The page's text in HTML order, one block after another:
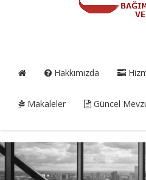
Hakkımızda
Makaleler Güncel